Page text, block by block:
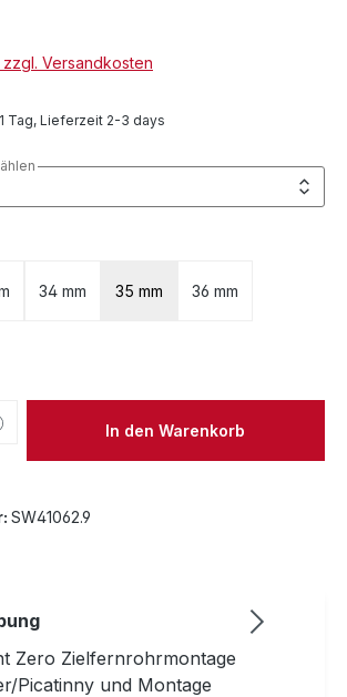
Versandkosten
Tag, Lieferzeit 2-3 days
34 mm 35 mm 36 mm
Gib den
In den Warenkorb
SW41062.9
Zero Zielfernrohrmontage
Picatinny und Montage